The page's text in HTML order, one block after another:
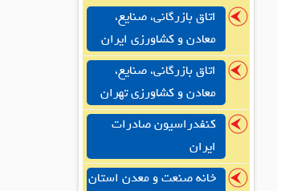
اتاق بازرگانی، صنایع،
معادن و کشاورزی ایران
اتاق بازرگانی، صنایع،
معادن و کشاورزی تهران
کنفدراسیون صادرات
ایران
خانه صنعت و معدن استان